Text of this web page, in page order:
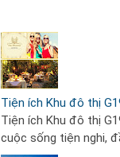
Tiện ích Khu đô thị
Tiện ích Khu đô thị
cuộc sống tiện nghi,